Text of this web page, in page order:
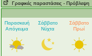
Γραφικές παραστάσεις - Πρόβλεψη
Παρασκευή
Απόγευμα
Σάββατο
Νύχτα
Σάββατο
Πρωί